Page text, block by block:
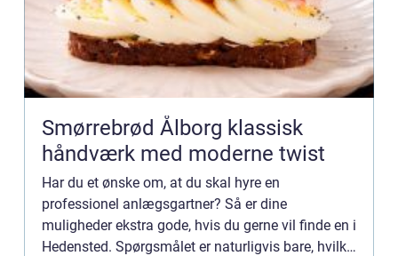
Smørrebrød Ålborg klassisk
håndværk med moderne twist
Har du et ønske om, at du skal hyre en
professionel anlægsgartner? Så er dine
muligheder ekstra gode, hvis du gerne vil finde en i
Hedensted. Spørgsmålet er naturligvis bare, hvilke